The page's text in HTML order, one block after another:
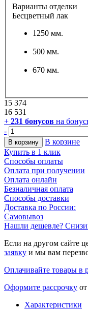
Варианты отделки
Бесцветный лак
1250 мм.
500 мм.
670 мм.
15 374
16 531
+ 231 бонусов на
-
В корзину
В корзине
Купить в 1 клик
Способы оплаты
Оплата при получении
Оплата онлайн
Безналичная оплата
Способы доставки
Доставка по России:
Самовывоз
Нашли дешевле?
Если на другом сайте
заявку и мы вам
Оплачивайте товары в
Оформите рассрочку
Характеристики